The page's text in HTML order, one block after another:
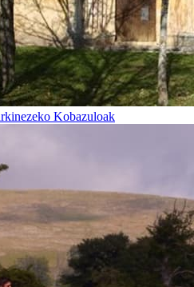
Kobazuloak